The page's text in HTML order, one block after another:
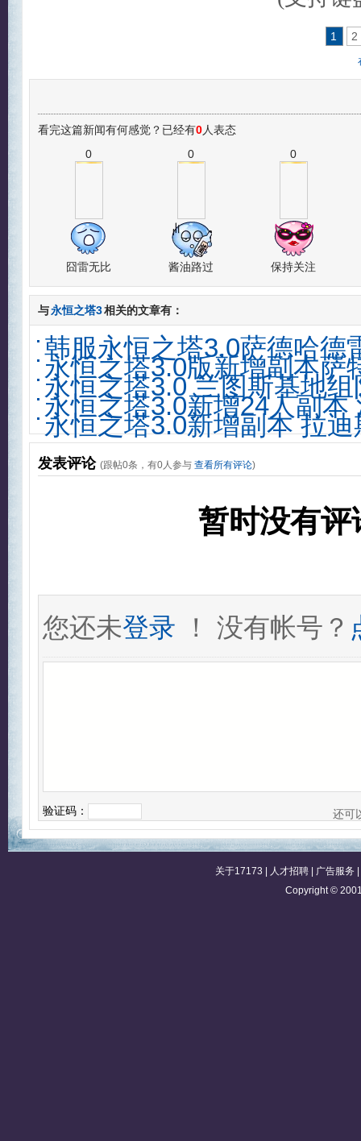
1 2
看完这篇新闻有何感觉？已经有0人表态
0
囧雷无比
0
酱油路过
0
保持关注
与永恒之塔3相关的文章有：
韩服永恒之塔3.0萨德哈德
永恒之塔3.0版新增副本萨
永恒之塔3.0 兰图斯基地
永恒之塔3.0新增24人副本
永恒之塔3.0新增副本 拉
发表评论 (跟帖0条，有0人参与 查看所有评论)
暂时没有
您还未登录 ！ 没有帐号？
验证码： 还可
关于17173 人才招聘 广告服务
Copyright ©